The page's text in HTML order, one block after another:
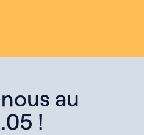
au
!